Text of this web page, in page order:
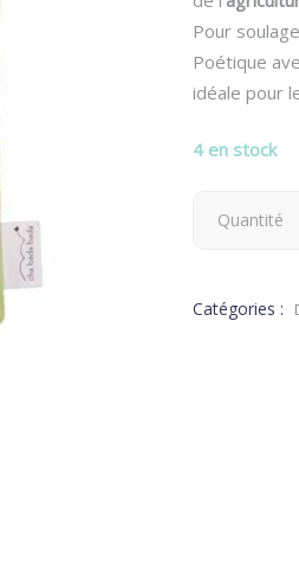
Pour
Poétique
idéale pour
4 en stock
Bouillotte
Lapinou
Quantité
Catégories :